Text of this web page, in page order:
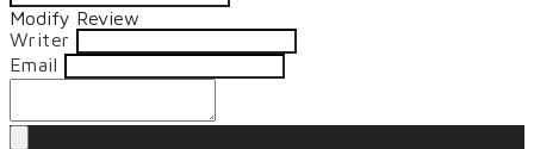
Modify Review
Writer
Email